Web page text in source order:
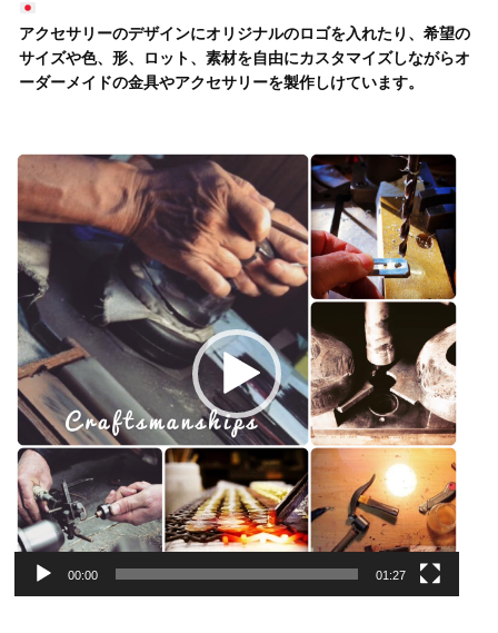
アクセサリーのデザインにオリジナルのロゴを入れたり、希望の
サイズや色、形、ロット、素材を自由にカスタマイズしながらオ
ーダーメイドの金具やアクセサリーを製作しけています。
動
画
プ
レ
ー
ー
00:00 01:27